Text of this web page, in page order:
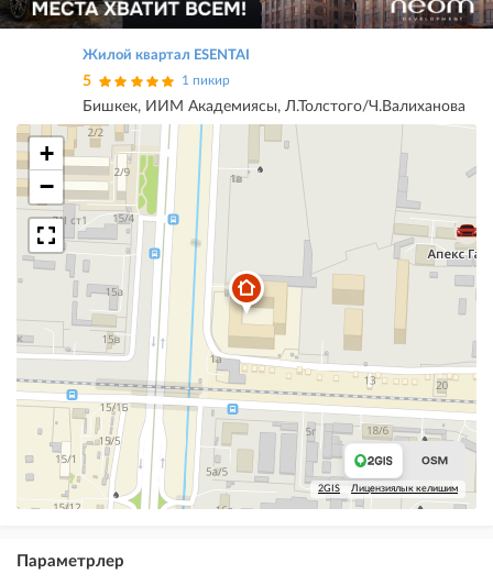
Жилой квартал ESENTAI
5 1 пикир
Бишкек, ИИМ Академиясы, Л.Толстого/Ч.Валиханова
+
−
2GIS Лицензиялык келишим
Параметрлер